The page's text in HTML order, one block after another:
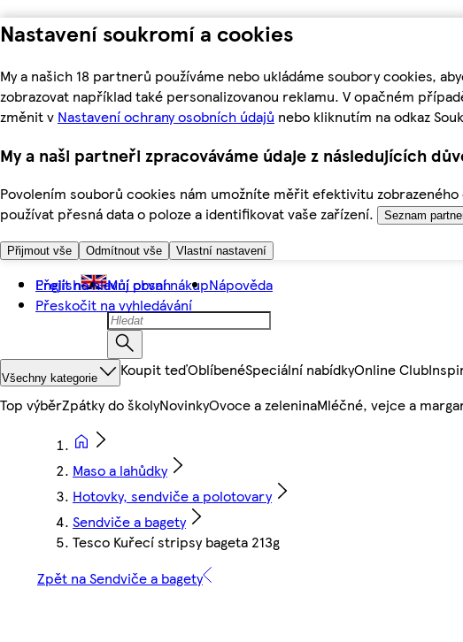
Nastavení soukromí a cookies
My a našich 18 partnerů používáme nebo ukládáme soubory cookies,
zobrazovat například také personalizovanou reklamu. V opačném
změnit v Nastavení ochrany osobních údajů nebo kliknutím na odkaz
My a naši partneři zpracováváme údaje z následujících
Povolením souborů cookies nám umožníte měřit efektivitu
používat přesná data o poloze a identifikovat vaše zařízení.
Seznam
Přijmout vše Odmítnout vše Vlastní nastavení
Přejít na hlavní obsah
Přeskočit na vyhledávání
English Můj první nákupNápověda
Všechny kategorie Koupit teďOblíbenéSpeciální nabídkyOnline Club
Top výběrZpátky do školyNovinkyOvoce a zeleninaMléčné, vejce a
Maso a lahůdky
Hotovky, sendviče a polotovary
Sendviče a bagety
Tesco Kuřecí stripsy bageta 213g
Zpět na Sendviče a bagety